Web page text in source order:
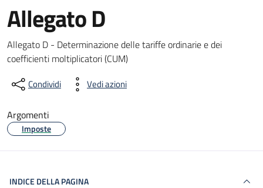
Allegato D
Dettagli del documento
Allegato D - Determinazione delle tariffe ordinarie e dei
coefficienti moltiplicatori (CUM)
Condividi Vedi azioni
Argomenti
Imposte
INDICE DELLA PAGINA